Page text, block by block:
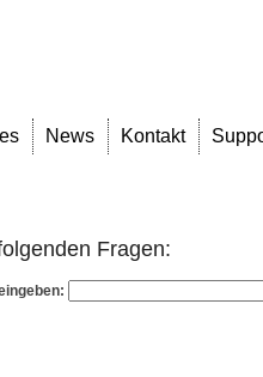
News Kontakt
Fragen: